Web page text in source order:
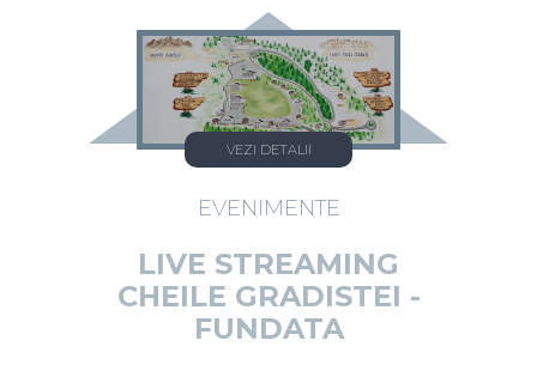
VEZI DETALII
EVENIMENTE
LIVE STREAMING
CHEILE GRADISTEI -
FUNDATA